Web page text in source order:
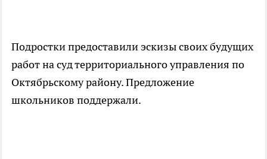
Подростки предоставили эскизы своих будущих
работ на суд территориального управления по
Октябрьскому району. Предложение
школьников поддержали.